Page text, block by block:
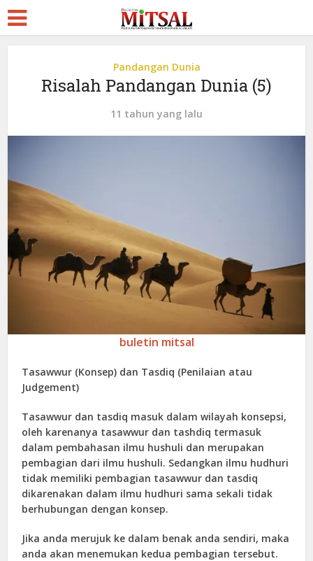
Pandangan Dunia
Risalah Pandangan Dunia (5)
11 tahun yang lalu
buletin mitsal
Tasawwur (Konsep) dan Tasdiq (Penilaian atau
Judgement)
Tasawwur dan tasdiq masuk dalam wilayah konsepsi,
oleh karenanya tasawwur dan tashdiq termasuk
dalam pembahasan ilmu hushuli dan merupakan
pembagian dari ilmu hushuli. Sedangkan ilmu hudhuri
tidak memiliki pembagian tasawwur dan tasdiq
dikarenakan dalam ilmu hudhuri sama sekali tidak
berhubungan dengan konsep.
Jika anda merujuk ke dalam benak anda sendiri, maka
anda akan menemukan kedua pembagian tersebut.